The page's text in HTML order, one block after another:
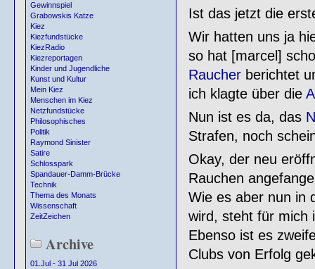
Gewinnspiel
Grabowskis Katze
Kiez
Kiezfundstücke
KiezRadio
Kiezreportagen
Kinder und Jugendliche
Kunst und Kultur
Mein Kiez
Menschen im Kiez
Netzfundstücke
Philosophisches
Politik
Raymond Sinister
Satire
Schlosspark
Spandauer-Damm-Brücke
Technik
Thema des Monats
Wissenschaft
ZeitZeichen
Archive
01.Jul - 31 Jul 2026
Ist das jetzt die
Wir hatten uns ja
so hat [marcel]
Raucherberichtet
ich klagte über die
Nun ist es da, das
Strafen, noch
Okay, der neu
Rauchen
Wie es aber nun in
wird, steht für mich
Ebenso ist es
Clubs von Erfolg